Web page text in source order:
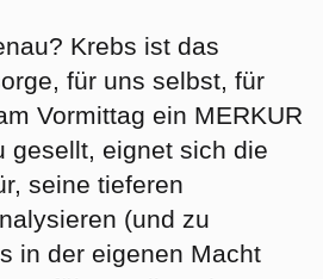
Krebs ist das
für uns selbst, für
Vormittag ein MERKUR
gesellt, eignet sich die
seine tieferen
(und zu
in der eigenen Macht